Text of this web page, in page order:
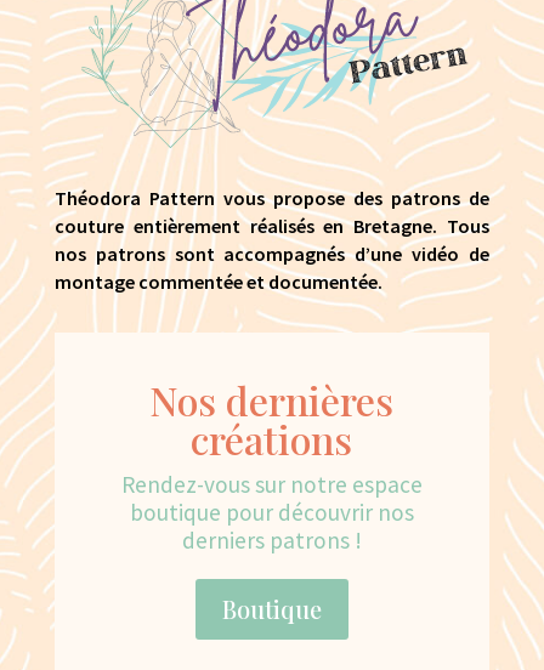
Théodora Pattern vous propose des patrons de
couture entièrement réalisés en Bretagne. Tous
nos patrons sont accompagnés d’une vidéo de
montage commentée et documentée.
Nos dernières
créations
Rendez-vous sur notre espace
boutique pour découvrir nos
derniers patrons !
Boutique